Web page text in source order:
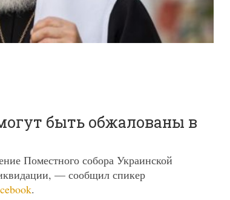
быть обжалованы в
Поместного собора Украинской
— сообщил спикер
.